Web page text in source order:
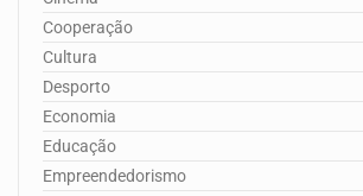
Cooperação
Cultura
Desporto
Economia
Educação
Empreendedorismo